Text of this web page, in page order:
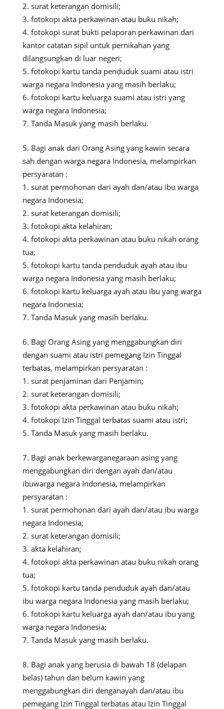
surat keterangan domisili;
fotokopi akta perkawinan atau buku nikah;
fotokopi surat bukti pelaporan perkawinan dari
kantor catatan sipil untuk pernikahan yang
dilangsungkan di luar negeri;
fotokopi kartu tanda penduduk suami atau istri
warga negara Indonesia yang masih berlaku;
fotokopi kartu keluarga suami atau istri yang
warga negara Indonesia;
Tanda Masuk yang masih berlaku.
Bagi anak dari Orang Asing yang kawin secara
sah dengan warga negara Indonesia, melampirkan
persyaratan :
surat permohonan dari ayah dan/atau ibu warga
negara Indonesia;
surat keterangan domisili;
fotokopi akta kelahiran;
fotokopi akta perkawinan atau buku nikah orang
tua;
fotokopi kartu tanda penduduk ayah atau ibu
warga negara Indonesia yang masih berlaku;
fotokopi kartu keluarga ayah atau ibu yang warga
negara Indonesia;
Tanda Masuk yang masih berlaku.
Bagi Orang Asing yang menggabungkan diri
dengan suami atau istri pemegang Izin Tinggal
terbatas, melampirkan persyaratan :
surat penjaminan dari Penjamin;
surat keterangan domisili;
fotokopi akta perkawinan atau buku nikah;
fotokopi Izin Tinggal terbatas suami atau istri;
Tanda Masuk yang masih berlaku.
Bagi anak berkewarganegaraan asing yang
menggabungkan diri dengan ayah dan/atau
ibuwarga negara Indonesia, melampirkan
persyaratan :
surat permohonan dari ayah dan/atau ibu warga
negara Indonesia;
surat keterangan domisili;
akta kelahiran;
fotokopi akta perkawinan atau buku nikah orang
tua;
fotokopi kartu tanda penduduk ayah dan/atau
ibu warga negara Indonesia yang masih berlaku;
fotokopi kartu keluarga ayah dan/atau ibu yang
warga negara Indonesia;
Tanda Masuk yang masih berlaku.
Bagi anak yang berusia di bawah 18 (delapan
belas) tahun dan belum kawin yang
menggabungkan diri denganayah dan/atau ibu
pemegang Izin Tinggal terbatas atau Izin Tinggal